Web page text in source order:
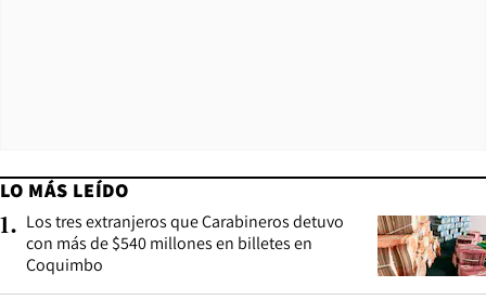
LO MÁS LEÍDO
1. Los tres extranjeros que Carabineros detuvo
con más de $540 millones en billetes en
Coquimbo